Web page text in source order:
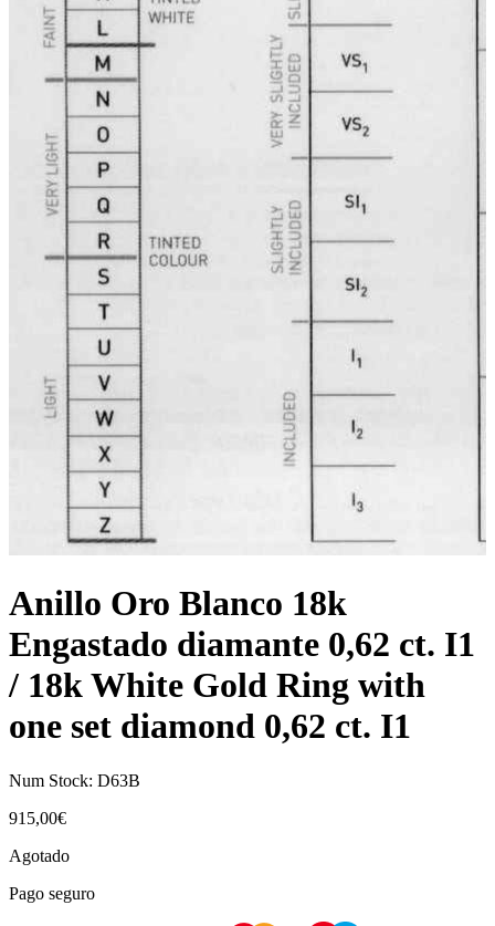
Anillo Oro Blanco 18k
Engastado diamante 0,62 ct. I1
/ 18k White Gold Ring with
one set diamond 0,62 ct. I1
Num Stock: D63B
915,00€
Agotado
Pago seguro